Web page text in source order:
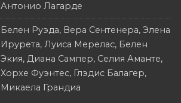
Антонио Лагарде
Белен Руэда, Вера Сентенера, Элена
Ирурета, Луиса Мерелас, Белен
Экия, Диана Сампер, Селия Аманте,
Хорхе Фуэнтес, Глэдис Балагер,
Микаела Грандиа